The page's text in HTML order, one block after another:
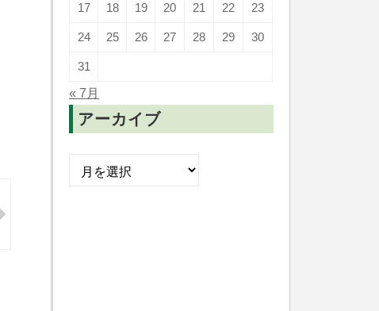
17 18 19 20 21 22 23
24 25 26 27 28 29 30
31
« 7月
アーカイブ
ー